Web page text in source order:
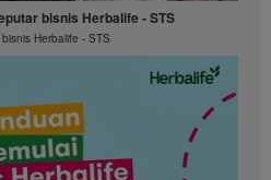
bisnis Herbalife - STS
Herbalife - STS